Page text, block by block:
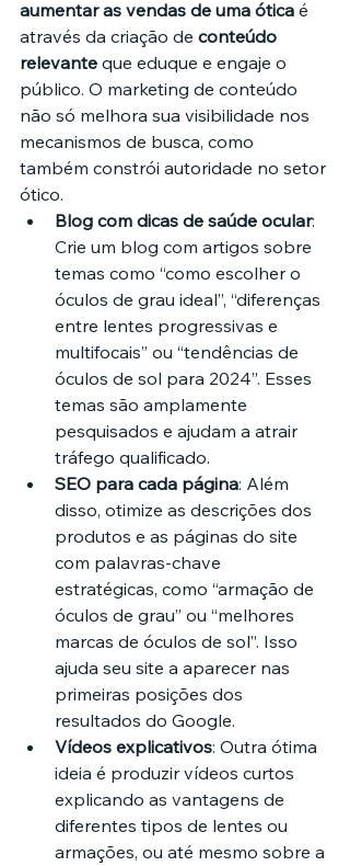
aumentar as vendas de uma ótica é
através da criação de conteúdo
relevante que eduque e engaje o
público. O marketing de conteúdo
não só melhora sua visibilidade nos
mecanismos de busca, como
também constrói autoridade no setor
ótico.
Blog com dicas de saúde ocular:
Crie um blog com artigos sobre
temas como “como escolher o
óculos de grau ideal”, “diferenças
entre lentes progressivas e
multifocais” ou “tendências de
óculos de sol para 2024”. Esses
temas são amplamente
pesquisados e ajudam a atrair
tráfego qualificado.
SEO para cada página: Além
disso, otimize as descrições dos
produtos e as páginas do site
com palavras-chave
estratégicas, como “armação de
óculos de grau” ou “melhores
marcas de óculos de sol”. Isso
ajuda seu site a aparecer nas
primeiras posições dos
resultados do Google.
Vídeos explicativos: Outra ótima
ideia é produzir vídeos curtos
explicando as vantagens de
diferentes tipos de lentes ou
armações, ou até mesmo sobre a